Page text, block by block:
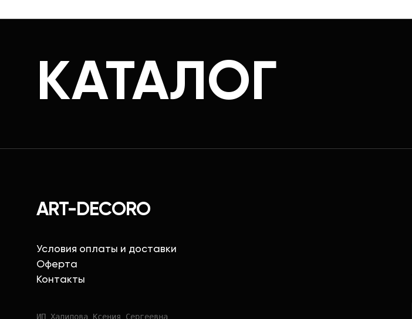
КАТАЛОГ
ART-DECORO
Условия оплаты и доставки
Оферта
Контакты
ИП Халилова Ксения Сергеевна